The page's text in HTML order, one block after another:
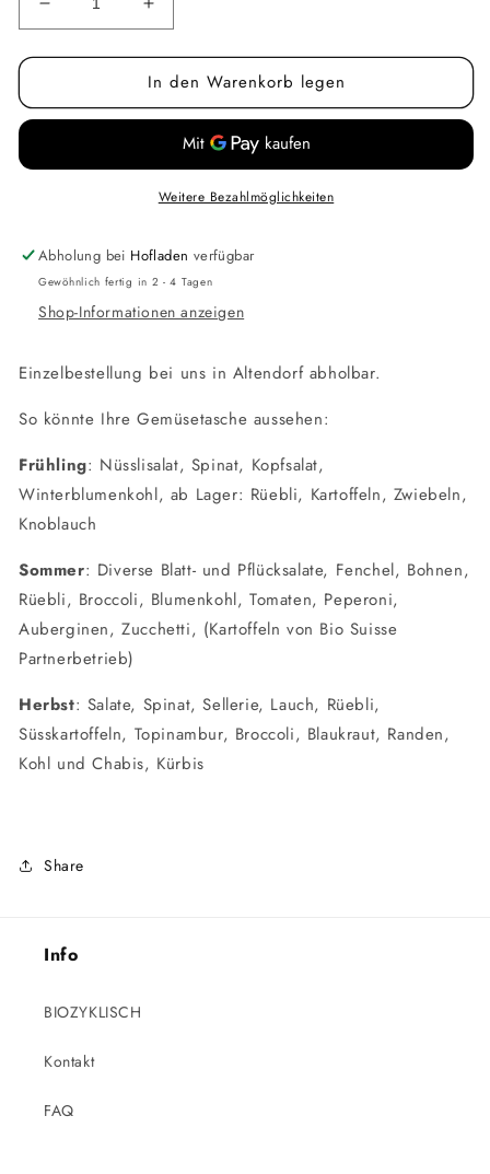
Verringere
die
Menge
(1x)
Erhöhe
die
Menge
für
(1x)
mittel
In den Warenkorb legen
Weitere Bezahlmöglichkeiten
Abholung bei Hofladen verfügbar
Gewöhnlich fertig in 2 - 4 Tagen
Shop-Informationen anzeigen
Einzelbestellung bei uns in Altendorf abholbar.
So könnte Ihre Gemüsetasche aussehen:
Frühling: Nüsslisalat, Spinat, Kopfsalat,
Winterblumenkohl, ab Lager: Rüebli, Kartoffeln, Zwiebeln,
Knoblauch
Sommer: Diverse Blatt- und Pflücksalate, Fenchel, Bohnen,
Rüebli, Broccoli, Blumenkohl, Tomaten, Peperoni,
Auberginen, Zucchetti, (Kartoffeln von Bio Suisse
Partnerbetrieb)
Herbst: Salate, Spinat, Sellerie, Lauch, Rüebli,
Süsskartoffeln, Topinambur, Broccoli, Blaukraut, Randen,
Kohl und Chabis, Kürbis
Share
Info
BIOZYKLISCH
Kontakt
FAQ